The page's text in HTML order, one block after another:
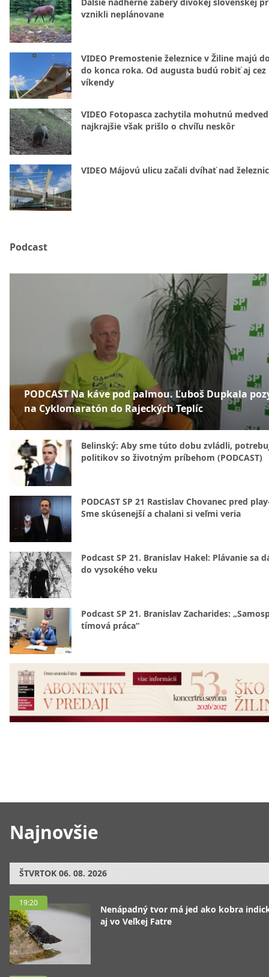
Najnovšie
ŠTVRTOK 06. 08. 2026
19:20
Nenápadný tvor má jed ako kobra
aj vo Veľkej Fatre
vznikli neplánovane
VIDEO Premostenie železnice v Žiline majú
do konca roka. Od augusta budú robiť aj cez
víkendy
VIDEO Fotopasca zachytila mohutnú
najkrajšie však prišlo o chvíľu neskôr
VIDEO Májovú ulicu začali dvíhať nad
Podcast
PODCAST Na káve pod palmou. Ľuboš Dupkala
na Cyklomaratón do Rajeckých Teplíc
Belinský: Aby sme túto dobu zvládli,
politikov so životným príbehom (PODCAST)
PODCAST SP 21 Rastislav Chovanec pred
Sme skúsenejší a chalani si veľmi veria
Podcast SP 21. Branislav Hakel: Plávanie sa
do vysokého veku
Podcast SP 21. Branislav Zacharides:
tímová práca“